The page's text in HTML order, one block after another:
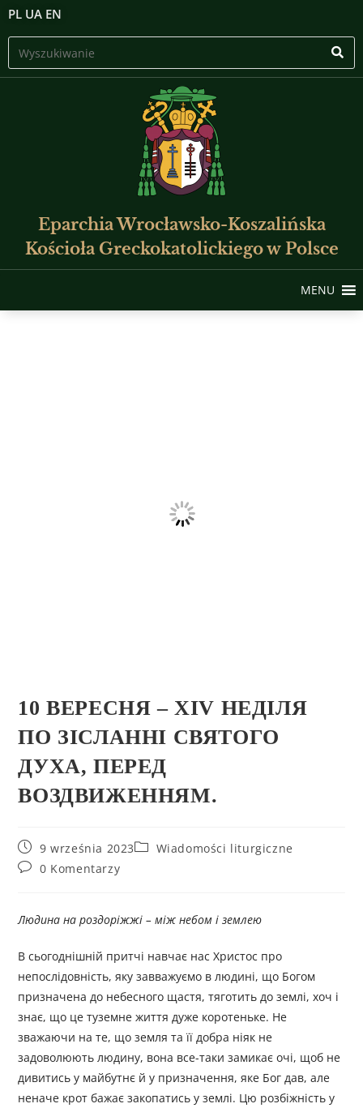
PL UA EN
Eparchia Wrocławsko-Koszalińska
Kościoła Greckokatolickiego w Polsce
MENU
10 ВЕРЕСНЯ – ХIV НЕДІЛЯ
ПО ЗІСЛАННІ СВЯТОГО
ДУХА, ПЕРЕД
ВОЗДВИЖЕННЯМ.
9 września 2023
Wiadomości liturgiczne
0 Komentarzy
Людина на роздоріжжі – між небом і землею
В сьогоднішній притчі навчає нас Христос про
непослідовність, яку завважуємо в людині, що Богом
призначена до небесного щастя, тяготить до землі, хоч і
знає, що це туземне життя дуже коротеньке. Не
зважаючи на те, що земля та її добра ніяк не
задоволюють людину, вона все-таки замикає очі, щоб не
дивитись у майбутнє й у призначення, яке Бог дав, але
неначе крот бажає закопатись у землі. Цю розбіжність у